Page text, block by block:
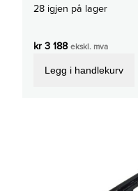
28 igjen på lager
kr3 188 ekskl. mva
Legg i handlekurv